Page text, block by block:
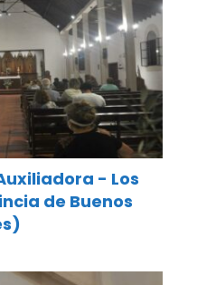
- Los
de Buenos